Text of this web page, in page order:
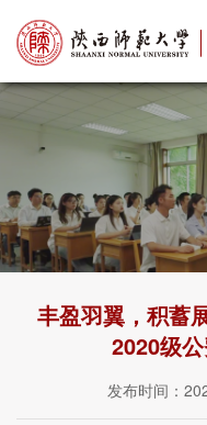
丰盈羽翼，积
2020级
发布时间：